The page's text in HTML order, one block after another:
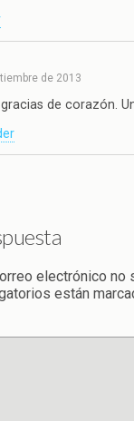
de 2013
de corazón.
electrónico no
están